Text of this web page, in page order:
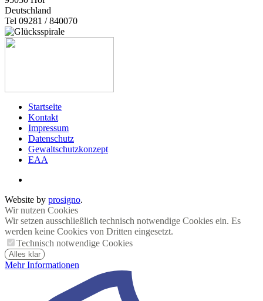
Deutschland
Tel 09281 / 840070
Startseite
Kontakt
Impressum
Datenschutz
Gewaltschutzkonzept
EAA
Website by prosigno.
Wir nutzen Cookies
Wir setzen ausschließlich technisch notwendige Cookies ein. Es
werden keine Cookies von Dritten eingesetzt.
Technisch notwendige Cookies
Alles klar
Mehr Informationen